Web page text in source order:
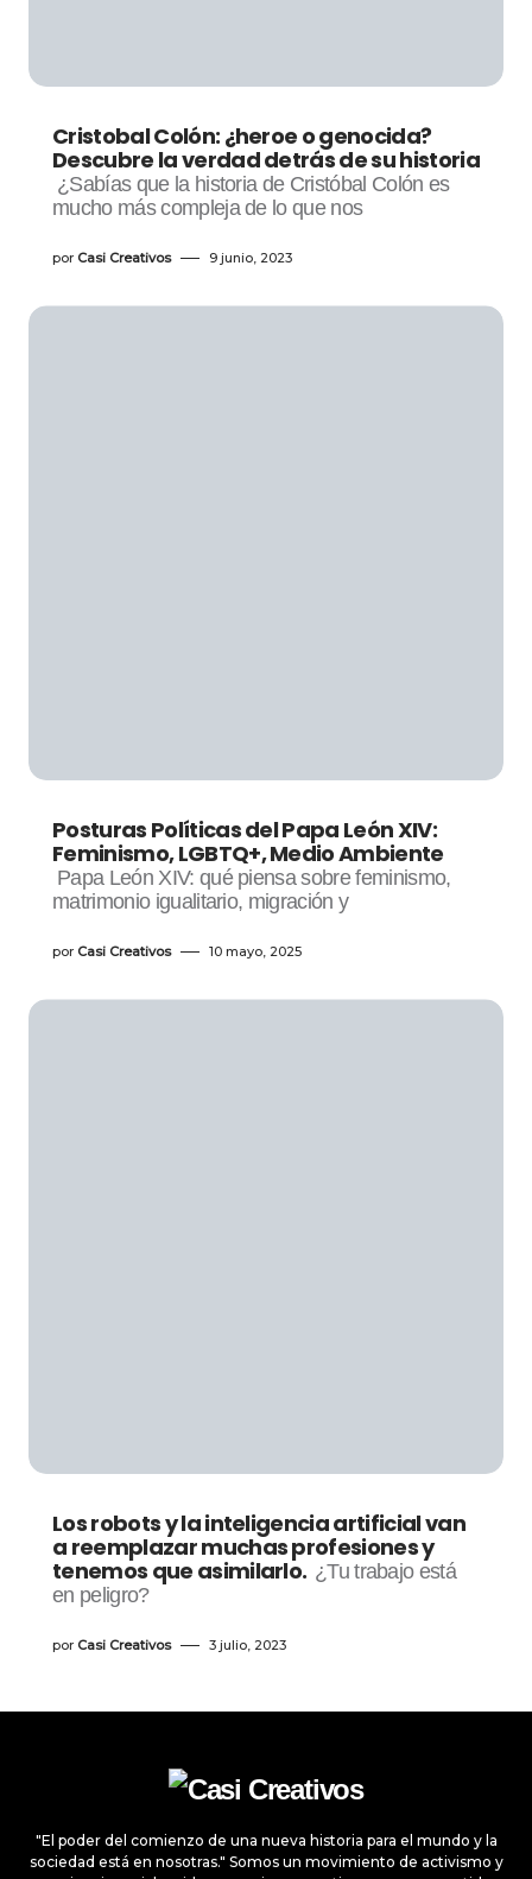
Cristobal Colón: ¿heroe o genocida?
Descubre la verdad detrás de su historia
¿Sabías que la historia de Cristóbal Colón es
mucho más compleja de lo que nos
por Casi Creativos 9 junio, 2023
Posturas Políticas del Papa León XIV:
Feminismo, LGBTQ+, Medio Ambiente
Papa León XIV: qué piensa sobre feminismo,
matrimonio igualitario, migración y
por Casi Creativos 10 mayo, 2025
Los robots y la inteligencia artificial van
a reemplazar muchas profesiones y
tenemos que asimilarlo. ¿Tu trabajo está
en peligro?
por Casi Creativos 3 julio, 2023
"El poder del comienzo de una nueva historia para el mundo y la
sociedad está en nosotras." Somos un movimiento de activismo y